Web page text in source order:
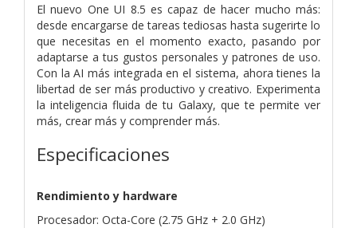
El nuevo One UI 8.5 es capaz de hacer mucho más:
desde encargarse de tareas tediosas hasta sugerirte lo
que necesitas en el momento exacto, pasando por
adaptarse a tus gustos personales y patrones de uso.
Con la AI más integrada en el sistema, ahora tienes la
libertad de ser más productivo y creativo. Experimenta
la inteligencia fluida de tu Galaxy, que te permite ver
más, crear más y comprender más.
Especificaciones
Rendimiento y hardware
Procesador: Octa-Core (2.75 GHz + 2.0 GHz)